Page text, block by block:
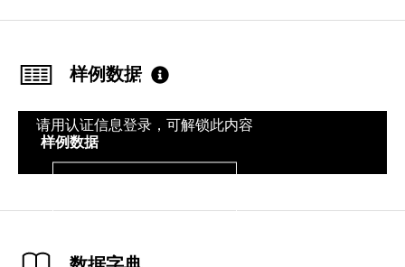
样例数据
样例数据
请用认证信息登录，可解锁此内容